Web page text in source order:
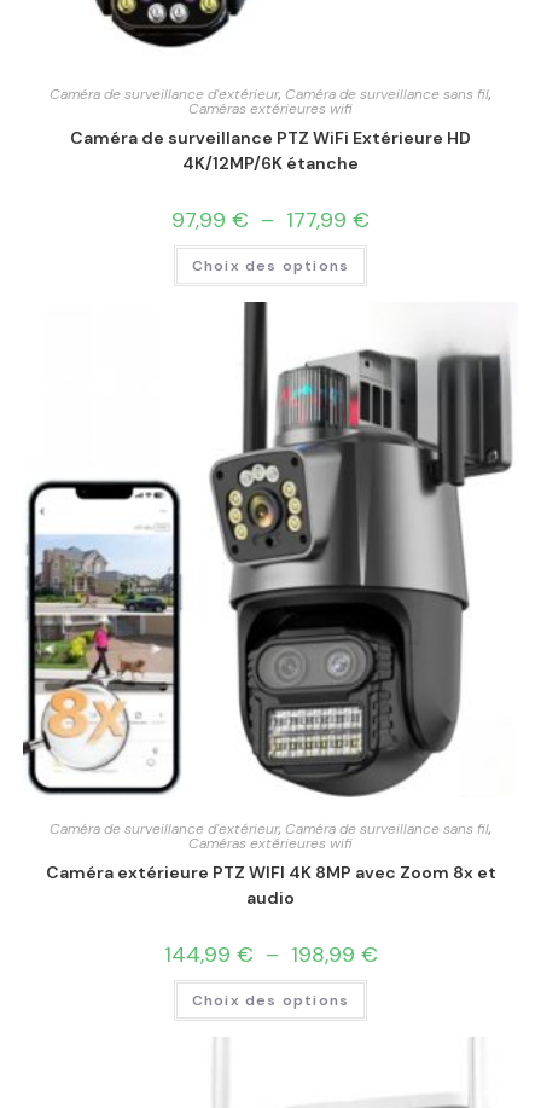
Caméra de surveillance d'extérieur, Caméra de surveillance sans fil,
Caméras extérieures wifi
Caméra de surveillance PTZ WiFi Extérieure HD
4K/12MP/6K étanche
97,99 € – 177,99 €
Choix des options
Caméra de surveillance d'extérieur, Caméra de surveillance sans fil,
Caméras extérieures wifi
Caméra extérieure PTZ WIFI 4K 8MP avec Zoom 8x et
audio
144,99 € – 198,99 €
Choix des options